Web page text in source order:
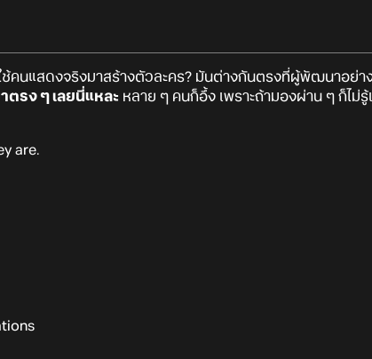
ช้คนแสดงจริงมาสร้างตัวละคร? มันต่างกันตรงที่ผู้พัฒนาอย่า
ตรง ๆ เลยนี่แหละ หลาย ๆ คนก็อึ้ง เพราะถ้ามองผ่าน ๆ ก็ไม่รู้
are.